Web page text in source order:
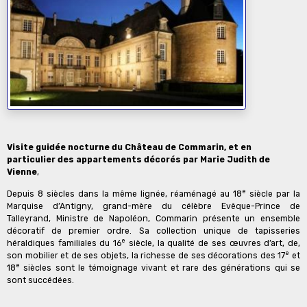
Visite guidée nocturne du Château de Commarin, et en
particulier des appartements décorés par Marie Judith de
Vienne,
Depuis 8 siècles dans la même lignée, réaménagé au 18e siècle par la
Marquise d’Antigny, grand-mère du célèbre Evêque-Prince de
Talleyrand, Ministre de Napoléon, Commarin présente un ensemble
décoratif de premier ordre. Sa collection unique de tapisseries
héraldiques familiales du 16e siècle, la qualité de ses œuvres d’art, de,
son mobilier et de ses objets, la richesse de ses décorations des 17e et
18e siècles sont le témoignage vivant et rare des générations qui se
sont succédées.